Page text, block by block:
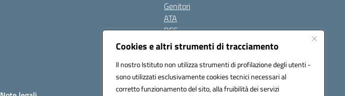
Cookies e altri strumenti di tracciamento
Il nostro Istituto non utilizza strumenti di profilazione degli utenti -
sono utilizzati esclusivamente cookies tecnici necessari al
corretto funzionamento del sito, alla fruibilità dei servizi
Genitori
ATA
BES
Modulistica
Gallery